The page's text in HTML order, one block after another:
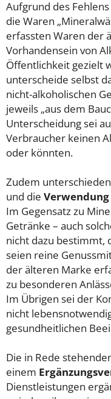
Aufgrund des
die Waren
erfassten Waren der
Vorhandensein von
Öffentlichkeit gezielt
unterscheide selbst
nicht-alkoholischen
jeweils „aus dem
Unterscheidung sei
Verbraucher keinen
oder könnten.
Zudem
und die Verwendung
Im Gegensatz zu
Getränke – auch
nicht dazu bestimmt,
seien reine
der älteren Marke
zu besonderen
Im Übrigen sei der
nicht
gesundheitlichen
Die in Rede
einem
Dienstleistungen